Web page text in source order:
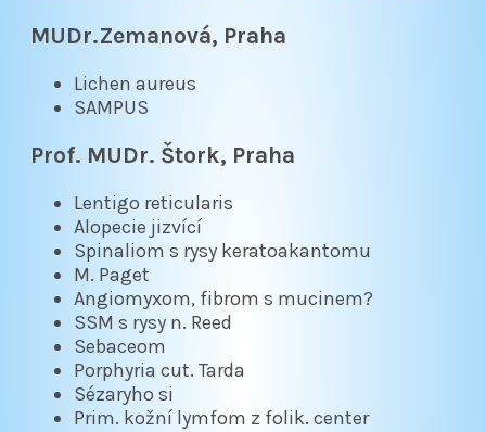
MUDr.Zemanová, Praha
Lichen aureus
SAMPUS
Prof. MUDr. Štork, Praha
Lentigo reticularis
Alopecie jizvící
Spinaliom s rysy keratoakantomu
M. Paget
Angiomyxom, fibrom s mucinem?
SSM s rysy n. Reed
Sebaceom
Porphyria cut. Tarda
Sézaryho si
Prim. kožní lymfom z folik. center